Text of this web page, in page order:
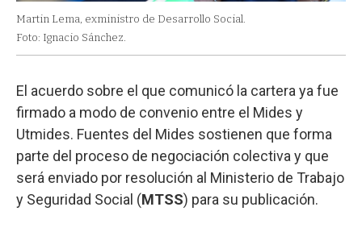
Martin Lema, exministro de Desarrollo Social.
Foto: Ignacio Sánchez.
El acuerdo sobre el que comunicó la cartera ya fue
firmado a modo de convenio entre el Mides y
Utmides. Fuentes del Mides sostienen que forma
parte del proceso de negociación colectiva y que
será enviado por resolución al Ministerio de Trabajo
y Seguridad Social (MTSS) para su publicación.